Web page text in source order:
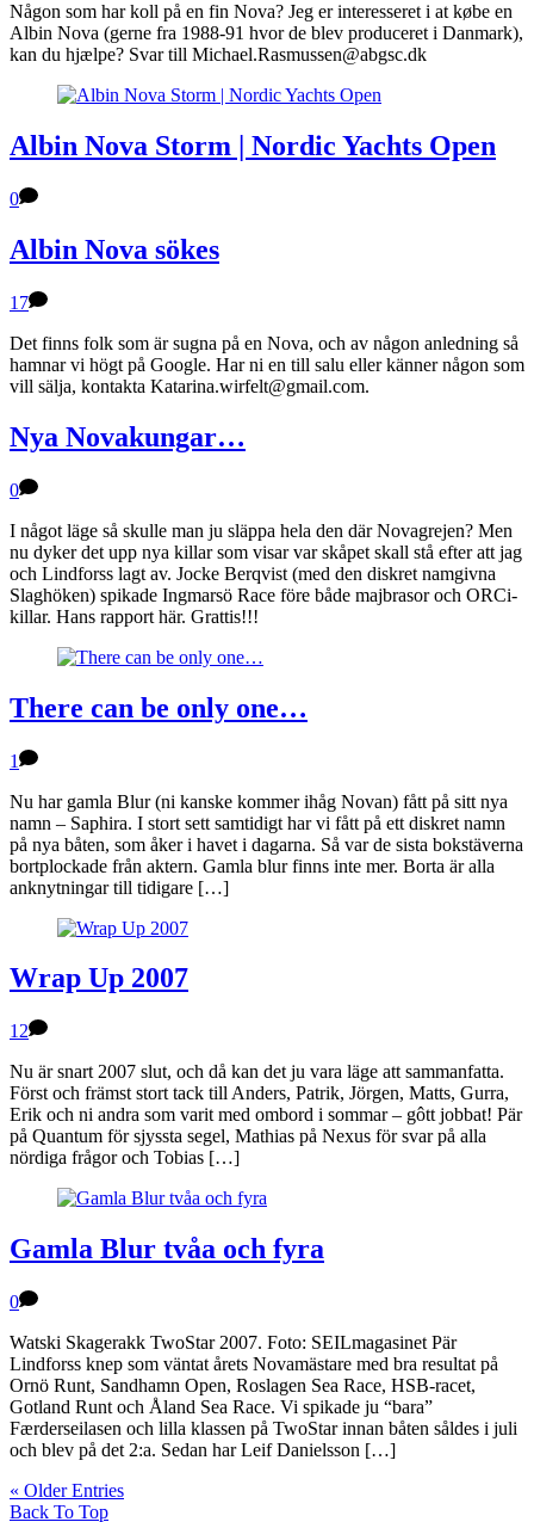
Någon som har koll på en fin Nova? Jeg er interesseret i at købe en
Albin Nova (gerne fra 1988-91 hvor de blev produceret i Danmark),
kan du hjælpe? Svar till Michael.Rasmussen@abgsc.dk
Albin Nova Storm | Nordic Yachts Open
0
Albin Nova sökes
17
Det finns folk som är sugna på en Nova, och av någon anledning så
hamnar vi högt på Google. Har ni en till salu eller känner någon som
vill sälja, kontakta Katarina.wirfelt@gmail.com.
Nya Novakungar…
0
I något läge så skulle man ju släppa hela den där Novagrejen? Men
nu dyker det upp nya killar som visar var skåpet skall stå efter att jag
och Lindforss lagt av. Jocke Berqvist (med den diskret namgivna
Slaghöken) spikade Ingmarsö Race före både majbrasor och ORCi-
killar. Hans rapport här. Grattis!!!
There can be only one…
1
Nu har gamla Blur (ni kanske kommer ihåg Novan) fått på sitt nya
namn – Saphira. I stort sett samtidigt har vi fått på ett diskret namn
på nya båten, som åker i havet i dagarna. Så var de sista bokstäverna
bortplockade från aktern. Gamla blur finns inte mer. Borta är alla
anknytningar till tidigare […]
Wrap Up 2007
12
Nu är snart 2007 slut, och då kan det ju vara läge att sammanfatta.
Först och främst stort tack till Anders, Patrik, Jörgen, Matts, Gurra,
Erik och ni andra som varit med ombord i sommar – gôtt jobbat! Pär
på Quantum för sjyssta segel, Mathias på Nexus för svar på alla
nördiga frågor och Tobias […]
Gamla Blur tvåa och fyra
0
Watski Skagerakk TwoStar 2007. Foto: SEILmagasinet Pär
Lindforss knep som väntat årets Novamästare med bra resultat på
Ornö Runt, Sandhamn Open, Roslagen Sea Race, HSB-racet,
Gotland Runt och Åland Sea Race. Vi spikade ju “bara”
Færderseilasen och lilla klassen på TwoStar innan båten såldes i juli
och blev på det 2:a. Sedan har Leif Danielsson […]
« Older Entries
Back To Top